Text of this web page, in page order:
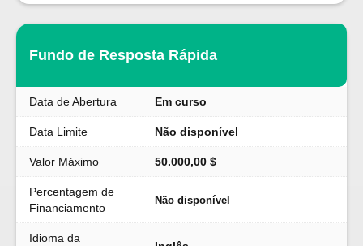
Fundo de Resposta Rápida
Data de Abertura Em curso
Data Limite Não disponível
Valor Máximo 50.000,00 $
Percentagem de
Financiamento
Não disponível
Idioma da